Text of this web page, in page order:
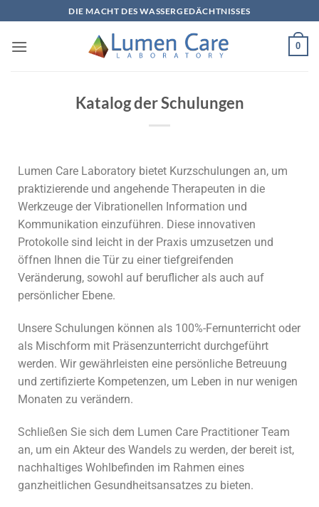
DIE MACHT DES WASSERGEDÄCHTNISSES
0
Katalog der Schulungen
Lumen Care Laboratory bietet Kurzschulungen an, um
praktizierende und angehende Therapeuten in die
Werkzeuge der Vibrationellen Information und
Kommunikation einzuführen. Diese innovativen
Protokolle sind leicht in der Praxis umzusetzen und
öffnen Ihnen die Tür zu einer tiefgreifenden
Veränderung, sowohl auf beruflicher als auch auf
persönlicher Ebene.
Unsere Schulungen können als 100%-Fernunterricht oder
als Mischform mit Präsenzunterricht durchgeführt
werden. Wir gewährleisten eine persönliche Betreuung
und zertifizierte Kompetenzen, um Leben in nur wenigen
Monaten zu verändern.
Schließen Sie sich dem Lumen Care Practitioner Team
an, um ein Akteur des Wandels zu werden, der bereit ist,
nachhaltiges Wohlbefinden im Rahmen eines
ganzheitlichen Gesundheitsansatzes zu bieten.